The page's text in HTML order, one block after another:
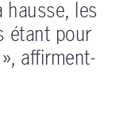
hausse, les
étant pour
affirment-